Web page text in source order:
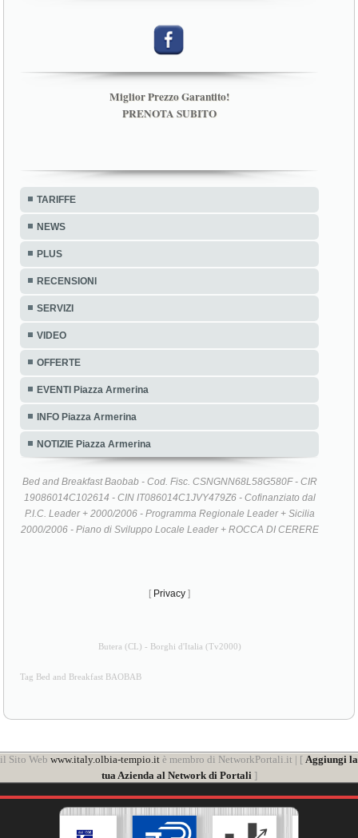
Miglior Prezzo Garantito!
PRENOTA SUBITO
TARIFFE
NEWS
PLUS
RECENSIONI
SERVIZI
VIDEO
OFFERTE
EVENTI Piazza Armerina
INFO Piazza Armerina
NOTIZIE Piazza Armerina
Bed and Breakfast Baobab - Cod. Fisc. CSNGNN68L58G580F - CIR
19086014C102614 - CIN IT086014C1JVY479Z6 - Cofinanziato dal
P.I.C. Leader + 2000/2006 - Programma Regionale Leader + Sicilia
2000/2006 - Piano di Sviluppo Locale Leader + ROCCA DI CERERE
[ Privacy ]
Butera (CL) - Borghi d'Italia (Tv2000)
Tag Bed and Breakfast BAOBAB
il Sito Web www.italy.olbia-tempio.it è membro di NetworkPortali.it | [ Aggiungi la
tua Azienda al Network di Portali ]